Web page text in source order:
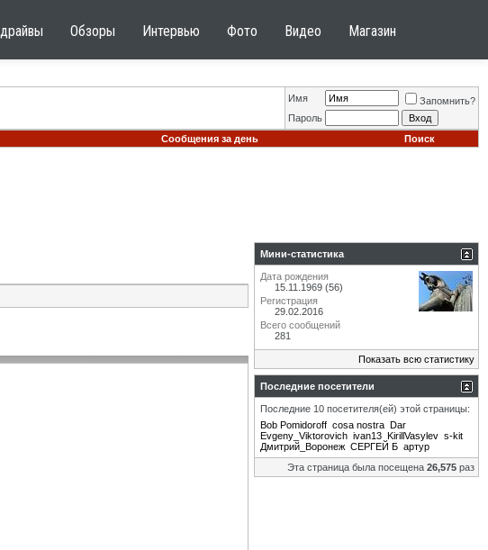
Обзоры Интервью Фото Видео Магазин
Имя
Запомнить?
Пароль
Сообщения за день Поиск
Мини-статистика
Дата рождения
15.11.1969 (56)
Регистрация
29.02.2016
Всего сообщений
281
Показать всю статистику
Последние посетители
Последние 10 посетителя(ей) этой страницы:
Bob Pomidoroff cosa nostra Dar
Evgeny_Viktorovich ivan13 KirillVasylev s-kit
Дмитрий_Воронеж СЕРГЕЙ Б артур
Эта страница была посещена 26,575 раз